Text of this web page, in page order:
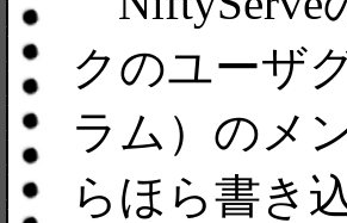
クのユーザ
ラム）のメ
らほら書き